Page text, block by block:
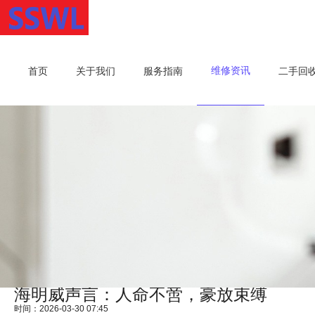
首页 关于我们 服务指南 维修资讯 二手回
海明威声言：人命不啻，豪放束缚
时间：2026-03-30 07:45